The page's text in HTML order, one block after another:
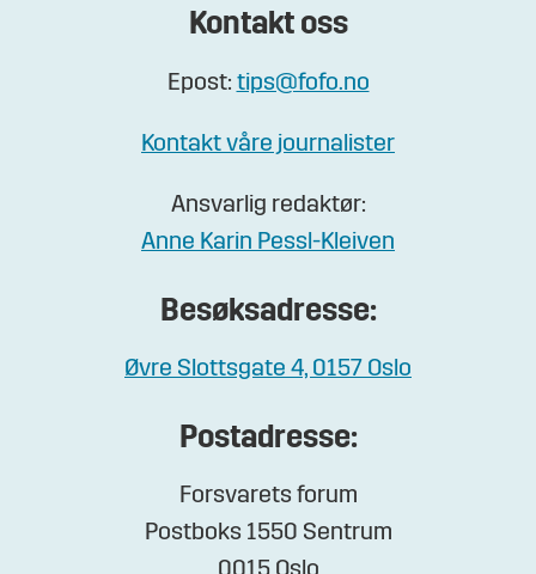
Kontakt oss
Epost: tips@fofo.no
Kontakt våre journalister
Ansvarlig redaktør:
Anne Karin Pessl-Kleiven
Besøksadresse:
Øvre Slottsgate 4, 0157 Oslo
Postadresse:
Forsvarets forum
Postboks 1550 Sentrum